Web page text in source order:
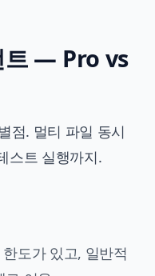
트 — Pro vs
점. 멀티 파일 동시
스트 실행까지.
도가 있고, 일반적